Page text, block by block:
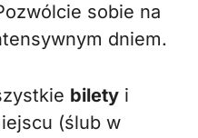
sobie na
dniem.
bilety i
(ślub w